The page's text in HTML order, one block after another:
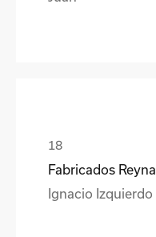
Fabricados Reyna
Ignacio Izquierdo